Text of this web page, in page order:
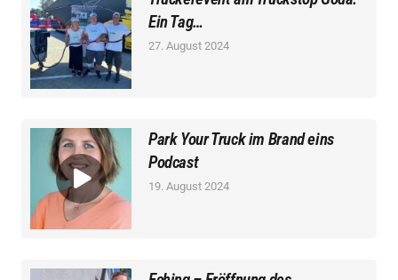
Ein Tag…
27. August 2024
Park Your Truck im Brand eins
Podcast
19. August 2024